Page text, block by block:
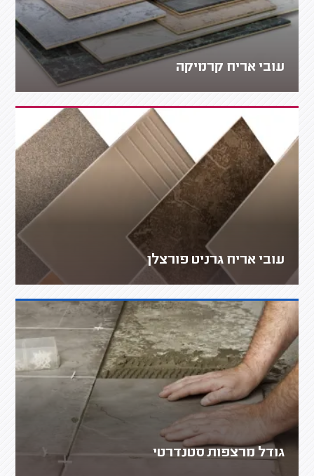
עובי אריח קרמיקה
עובי אריח גרניט פורצלן
גודל מרצפות סטנדרטי